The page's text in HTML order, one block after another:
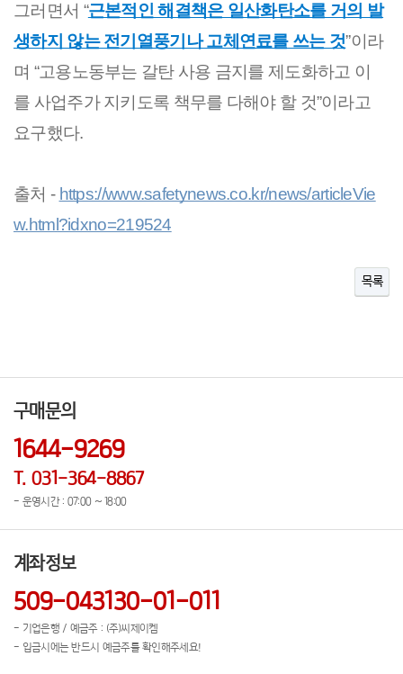
그러면서 “근본적인 해결책은 일산화탄소를 거의 발
생하지 않는 전기열풍기나 고체연료를 쓰는 것”이라
며 “고용노동부는 갈탄 사용 금지를 제도화하고 이
를 사업주가 지키도록 책무를 다해야 할 것”이라고
요구했다.
출처 - https://www.safetynews.co.kr/news/articleVie
w.html?idxno=219524
목록
구매문의
1644-9269
T. 031-364-8867
- 운영시간 : 07:00 ~ 18:00
계좌정보
509-043130-01-011
- 기업은행 / 예금주 : (주)씨제이켐
- 입금시에는 반드시 예금주를 확인해주세요!